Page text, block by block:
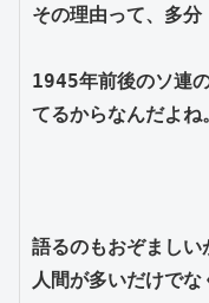
その理由って、多分
1945年前後のソ連
てるからなんだよね。
語るのもおぞまし
人間が多いだけでな